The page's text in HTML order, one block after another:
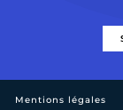
Mentions légales